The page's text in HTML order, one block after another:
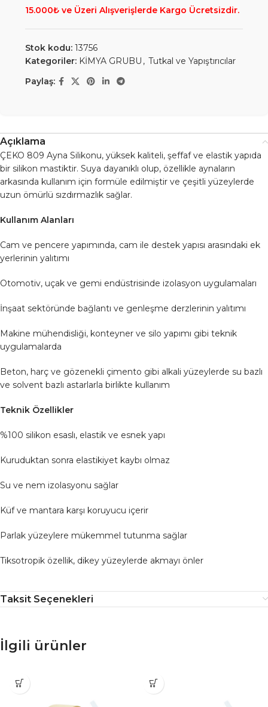
15.000₺ ve Üzeri Alışverişlerde Kargo Ücretsizdir.
Stok kodu: 13756
Kategoriler: KİMYA GRUBU , Tutkal ve Yapıştırıcılar
Paylaş:
Açıklama
ÇEKO 809 Ayna Silikonu, yüksek kaliteli, şeffaf ve elastik yapıda
bir silikon mastiktir. Suya dayanıklı olup, özellikle aynaların
arkasında kullanım için formüle edilmiştir ve çeşitli yüzeylerde
uzun ömürlü sızdırmazlık sağlar.
Kullanım Alanları
Cam ve pencere yapımında, cam ile destek yapısı arasındaki ek
yerlerinin yalıtımı
Otomotiv, uçak ve gemi endüstrisinde izolasyon uygulamaları
İnşaat sektöründe bağlantı ve genleşme derzlerinin yalıtımı
Makine mühendisliği, konteyner ve silo yapımı gibi teknik
uygulamalarda
Beton, harç ve gözenekli çimento gibi alkali yüzeylerde su bazlı
ve solvent bazlı astarlarla birlikte kullanım
Teknik Özellikler
%100 silikon esaslı, elastik ve esnek yapı
Kuruduktan sonra elastikiyet kaybı olmaz
Su ve nem izolasyonu sağlar
Küf ve mantara karşı koruyucu içerir
Parlak yüzeylere mükemmel tutunma sağlar
Tiksotropik özellik, dikey yüzeylerde akmayı önler
Taksit Seçenekleri
İlgili ürünler